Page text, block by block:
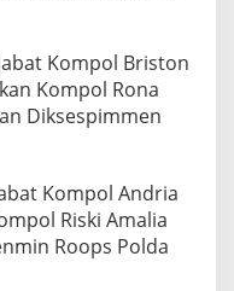
Kompol Briston
Kompol Rona
Diksespimmen
Kompol Andria
Riski Amalia
Roops Polda